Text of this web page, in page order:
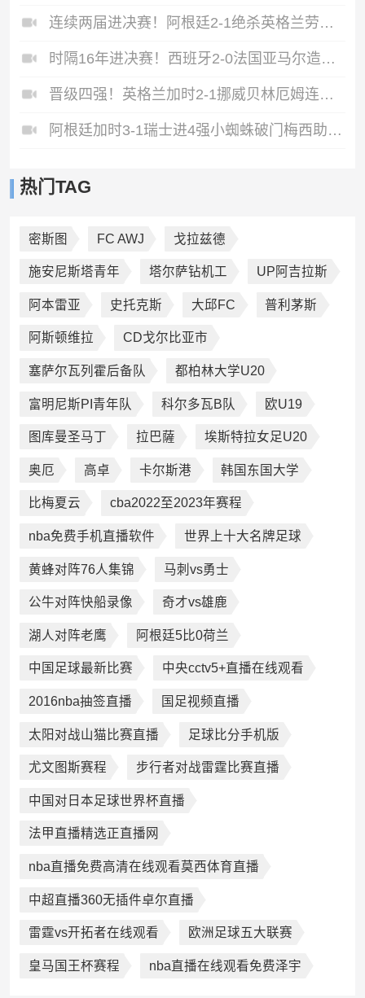
连续两届进决赛！阿根廷2-1绝杀英格兰劳塔罗恩佐破门梅西两助攻
时隔16年进决赛！西班牙2-0法国亚马尔造点奥亚萨瓦尔、波罗破门
晋级四强！英格兰加时2-1挪威贝林厄姆连场双响谢尔德鲁普破门
阿根廷加时3-1瑞士进4强小蜘蛛破门梅西助攻麦卡恩博洛假摔染红
热门TAG
密斯图 FC AWJ 戈拉兹德
施安尼斯塔青年 塔尔萨钻机工 UP阿吉拉斯
阿本雷亚 史托克斯 大邱FC 普利茅斯
阿斯顿维拉 CD戈尔比亚市
塞萨尔瓦列霍后备队 都柏林大学U20
富明尼斯PI青年队 科尔多瓦B队 欧U19
图库曼圣马丁 拉巴薩 埃斯特拉女足U20
奥厄 高卓 卡尔斯港 韩国东国大学
比梅夏云 cba2022至2023年赛程
nba免费手机直播软件 世界上十大名牌足球
黄蜂对阵76人集锦 马刺vs勇士
公牛对阵快船录像 奇才vs雄鹿
湖人对阵老鹰 阿根廷5比0荷兰
中国足球最新比赛 中央cctv5+直播在线观看
2016nba抽签直播 国足视频直播
太阳对战山猫比赛直播 足球比分手机版
尤文图斯赛程 步行者对战雷霆比赛直播
中国对日本足球世界杯直播
法甲直播精选正直播网
nba直播免费高清在线观看莫西体育直播
中超直播360无插件卓尔直播
雷霆vs开拓者在线观看 欧洲足球五大联赛
皇马国王杯赛程 nba直播在线观看免费泽宇